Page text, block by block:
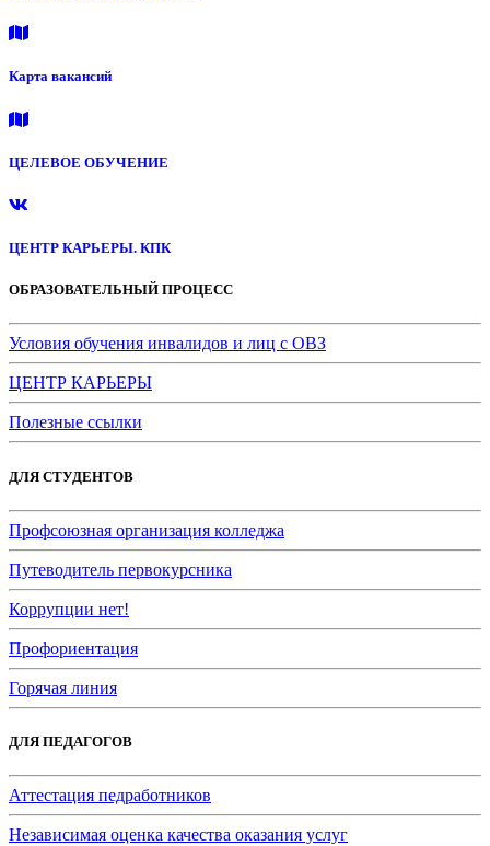
Карта вакансий
ЦЕЛЕВОЕ ОБУЧЕНИЕ
ЦЕНТР КАРЬЕРЫ. КПК
ОБРАЗОВАТЕЛЬНЫЙ ПРОЦЕСС
Условия обучения инвалидов и лиц с ОВЗ
ЦЕНТР КАРЬЕРЫ
Полезные ссылки
ДЛЯ СТУДЕНТОВ
Профсоюзная организация колледжа
Путеводитель первокурсника
Коррупции нет!
Профориентация
Горячая линия
ДЛЯ ПЕДАГОГОВ
Аттестация педработников
Независимая оценка качества оказания услуг